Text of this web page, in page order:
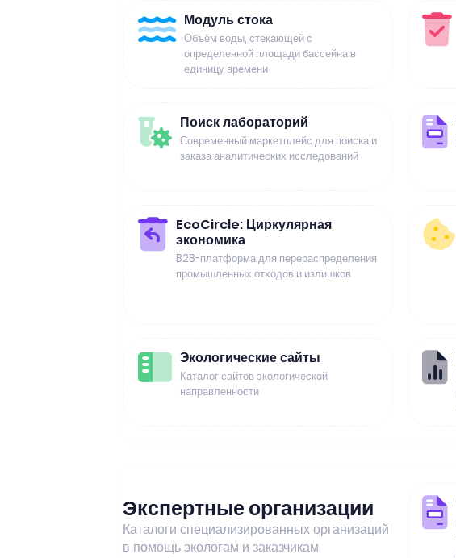
Модуль стока
Объём воды, стекающей с
определенной площади бассейна в
единицу времени
Поиск лабораторий
Современный маркетплейс для поиска и
заказа аналитических исследований
EcoCircle: Циркулярная
экономика
B2B-платформа для перераспределения
промышленных отходов и излишков
Экологические сайты
Каталог сайтов экологической
направленности
Экспертные организации
Каталоги специализированных организаций
в помощь экологам и заказчикам